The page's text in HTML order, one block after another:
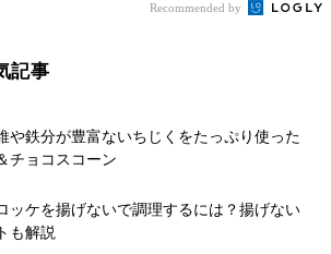
Recommended by
記事
や鉄分が豊富ないちじくをたっぷり使った
チョコスコーン
ッケを揚げないで調理するには？揚げない
も解説